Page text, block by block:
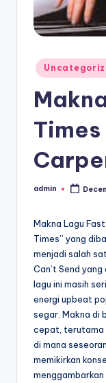
Posted
in
Posted
admin
Makna Lagu
Times” yang
menjadi salah
Can’t Send
lagu ini masih
energi upbeat
segar. Makna di
cepat, terutama
di mana
memikirkan